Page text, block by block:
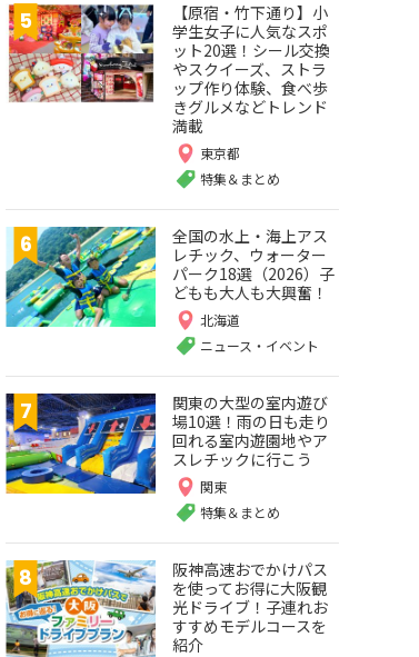
【原宿・竹下通り】小
学生女子に人気なスポ
ット20選！シール交換
やスクイーズ、ストラ
ップ作り体験、食べ歩
きグルメなどトレンド
満載
東京都
特集＆まとめ
全国の水上・海上アス
レチック、ウォーター
パーク18選（2026）子
どもも大人も大興奮！
北海道
ニュース・イベント
関東の大型の室内遊び
場10選！雨の日も走り
回れる室内遊園地やア
スレチックに行こう
関東
特集＆まとめ
阪神高速おでかけパス
を使ってお得に大阪観
光ドライブ！子連れお
すすめモデルコースを
紹介